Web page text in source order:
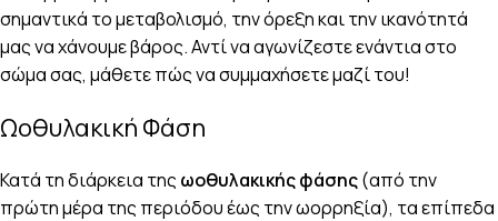
σημαντικά το μεταβολισμό, την όρεξη και την ικανότητά
μας να χάνουμε βάρος. Αντί να αγωνίζεστε ενάντια στο
σώμα σας, μάθετε πώς να συμμαχήσετε μαζί του!
Ωοθυλακική Φάση
Κατά τη διάρκεια της ωοθυλακικής φάσης(από την
πρώτη μέρα της περιόδου έως την ωορρηξία), τα επίπεδα